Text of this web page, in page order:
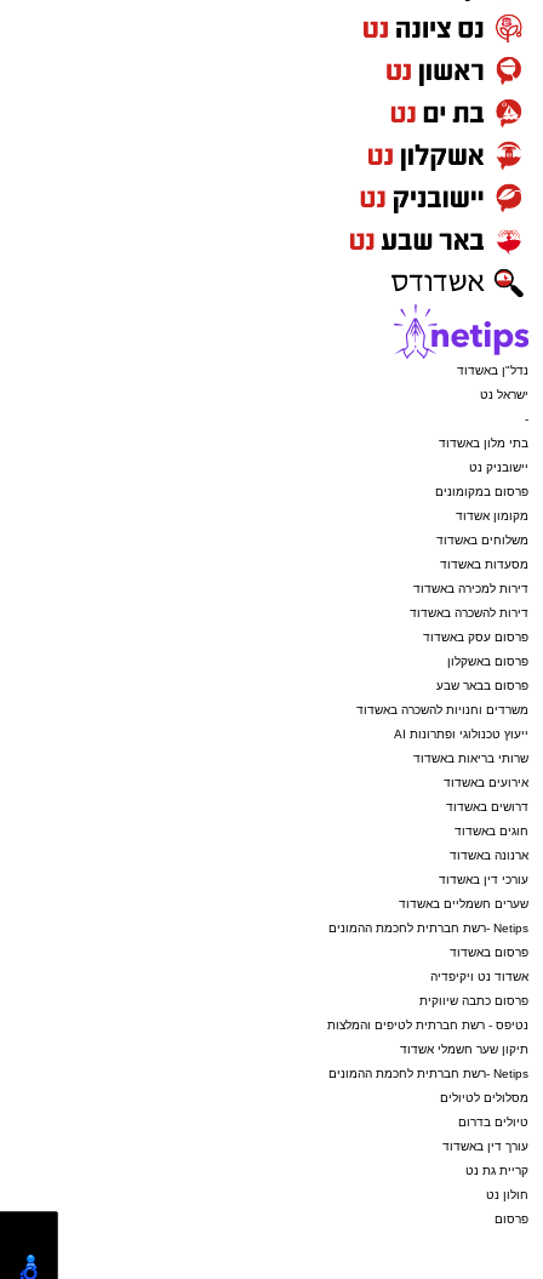
נדל"ן באשדוד
ישראל נט
-
בתי מלון באשדוד
יישובניק נט
פרסום במקומונים
מקומון אשדוד
משלוחים באשדוד
מסעדות באשדוד
דירות למכירה באשדוד
דירות להשכרה באשדוד
פרסום עסק באשדוד
פרסום באשקלון
פרסום בבאר שבע
משרדים וחנויות להשכרה באשדוד
ייעוץ טכנולוגי ופתרונות AI
שרותי בריאות באשדוד
אירועים באשדוד
דרושים באשדוד
חוגים באשדוד
ארנונה באשדוד
עורכי דין באשדוד
שערים חשמליים באשדוד
Netips -רשת חברתית לחכמת ההמונים
פרסום באשדוד
אשדוד נט ויקיפדיה
פרסום כתבה שיווקית
נטיפס - רשת חברתית לטיפים והמלצות
תיקון שער חשמלי אשדוד
Netips -רשת חברתית לחכמת ההמונים
מסלולים לטיולים
טיולים בדרום
עורך דין באשדוד
קריית גת נט
חולון נט
פרסום